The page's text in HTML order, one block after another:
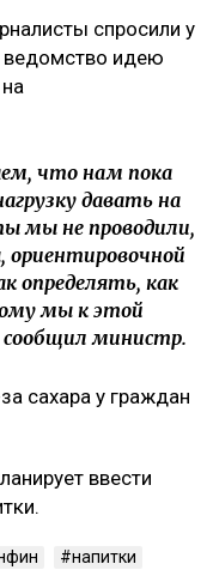
спросили у
ведомство идею
что нам пока
давать на
мы не проводили,
определять, как
мы к этой
министр.
сахара у граждан
ввести
напитки